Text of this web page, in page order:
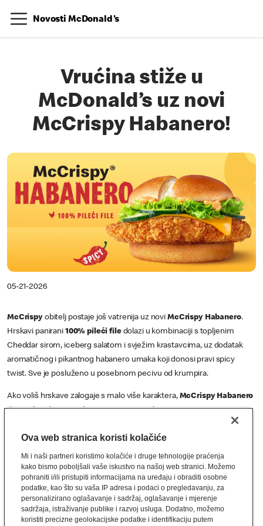
Novosti McDonald's
Vrućina stiže u
McDonald’s uz novi
McCrispy Habanero!
05-21-2026
McCrispyobitelj postaje još vatrenija uz novi McCrispy Habanero.
Hrskavi panirani 100% pileći filedolazi u kombinaciji s topljenim
Cheddar sirom, iceberg salatom i svježim krastavcima, uz dodatak
aromatičnog i pikantnog habanero umaka koji donosi pravi spicy
twist. Sve je posluženo u posebnom pecivu od krumpira.
Ako voliš hrskave zalogaje s malo više karaktera, McCrispy Habanero
donosi kombinaciju okusa stvorenu za tebe.
Pronađi ga u najbližem McDonald'su već danas!
Ova web stranica koristi kolačiće
Mi i naši partneri koristimo kolačiće i druge tehnologije praćenja
kako bismo poboljšali vaše iskustvo na našoj web stranici. Možemo
pohraniti i/ili pristupiti informacijama na uređaju i obraditi osobne
podatke, kao što su vaša IP adresa i podaci o pregledavanju, za
personalizirano oglašavanje i sadržaj, oglašavanje i mjerenje
sadržaja, istraživanje publike i razvoj usluga. Dodatno, možemo
koristiti precizne geolokacijske podatke i identifikaciju putem